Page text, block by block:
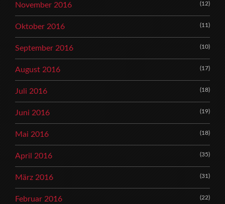
November 2016 (12)
Oktober 2016 (11)
September 2016 (10)
August 2016 (17)
Juli 2016 (18)
Juni 2016 (19)
Mai 2016 (18)
April 2016 (35)
März 2016 (31)
Februar 2016 (22)